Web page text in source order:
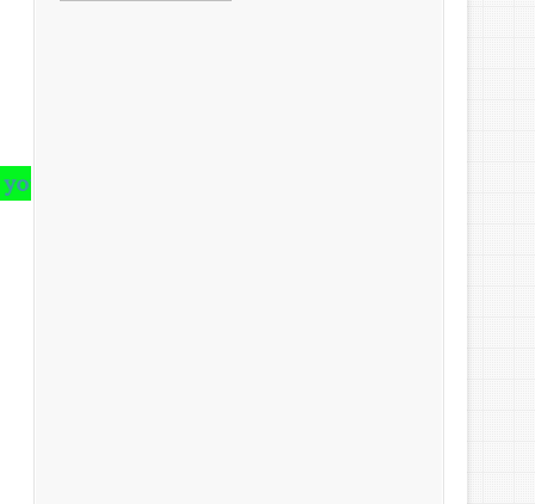
runs riot there,undigested all your life.We